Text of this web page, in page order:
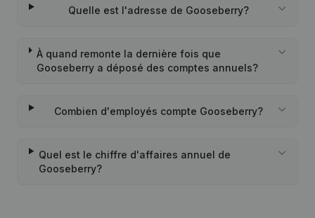
Quelle est l'adresse de Gooseberry?
À quand remonte la dernière fois que
Gooseberry a déposé des comptes annuels?
Combien d'employés compte Gooseberry?
Quel est le chiffre d'affaires annuel de
Gooseberry?